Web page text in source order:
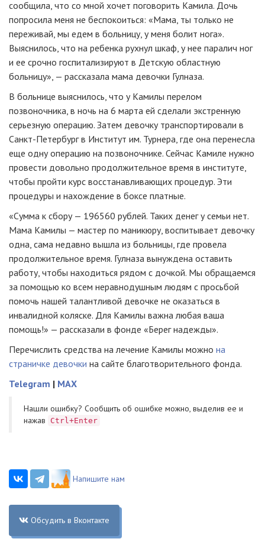
сообщила, что со мной хочет поговорить Камила. Дочь
попросила меня не беспокоиться: «Мама, ты только не
переживай, мы едем в больницу, у меня болит нога».
Выяснилось, что на ребенка рухнул шкаф, у нее паралич ног
и ее срочно госпитализируют в Детскую областную
больницу», — рассказала мама девочки Гулназа.
В больнице выяснилось, что у Камилы перелом
позвоночника, в ночь на 6 марта ей сделали экстренную
серьезную операцию. Затем девочку транспортировали в
Санкт-Петербург в Институт им. Турнера, где она перенесла
еще одну операцию на позвоночнике. Сейчас Камиле нужно
провести довольно продолжительное время в институте,
чтобы пройти курс восстанавливающих процедур. Эти
процедуры и нахождение в боксе платные.
«Сумма к сбору — 196560 рублей. Таких денег у семьи нет.
Мама Камилы — мастер по маникюру, воспитывает девочку
одна, сама недавно вышла из больницы, где провела
продолжительное время. Гулназа вынуждена оставить
работу, чтобы находиться рядом с дочкой. Мы обращаемся
за помощью ко всем неравнодушным людям с просьбой
помочь нашей талантливой девочке не оказаться в
инвалидной коляске. Для Камилы важна любая ваша
помощь!» — рассказали в фонде «Берег надежды».
Перечислить средства на лечение Камилы можно на
страничке девочки на сайте благотворительного фонда.
Telegram | MAX
Нашли ошибку? Cообщить об ошибке можно, выделив ее и
нажав
Ctrl+Enter
Напишите нам
Обсудить в Вконтакте